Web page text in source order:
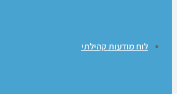
לוח מודעות קהילתי